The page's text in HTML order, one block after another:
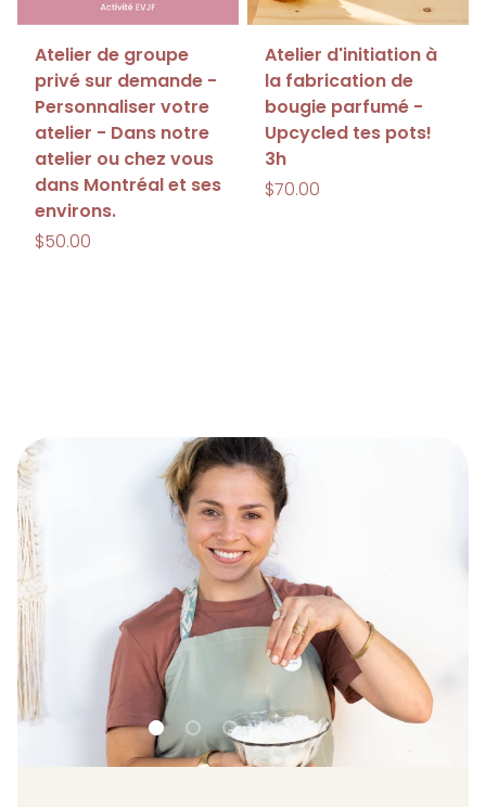
Atelier de groupe
privé sur demande -
Personnaliser votre
atelier - Dans notre
atelier ou chez vous
dans Montréal et ses
environs.
$50.00
Atelier d'initiation à
la fabrication de
bougie parfumé -
Upcycled tes pots!
3h
$70.00
Charger la diapositive 1 de 4
Charger la diapositive 2 de 4
Charger la diapositive 3 de 4
Charger la diapositive 4
METTRE EN PAUSE